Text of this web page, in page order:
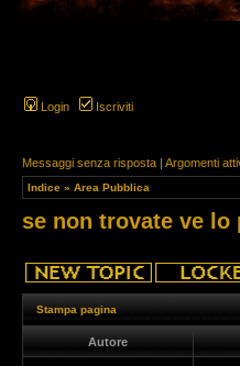
Login Iscriviti
Messaggi senza risposta | Argomenti
Indice » Area Pubblica
se non trovate ve lo
Stampa pagina
Autore